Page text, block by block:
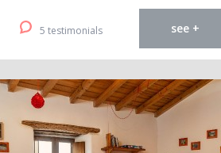
5 testimonials see +